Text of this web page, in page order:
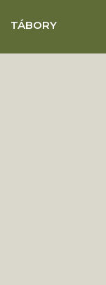
TÁBORY